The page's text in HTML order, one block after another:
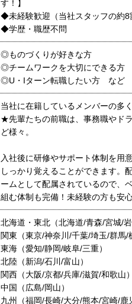
す！】
◆未経験歓迎（当社スタッフの約8
◆学歴・職歴不問
◎ものづくりが好きな方
◎チームワークを大切にできる方
◎U・Iターン転職したい方 など
当社に在籍しているメンバーの多
★先輩たちの前職は、事務職やド
ど様々。
入社後に研修やサポート体制を用
しっかり覚えることができます。
ームとして配属されているので、
組む体制も完備！未経験の方も安
北海道・東北（北海道/青森/宮城/岩
関東（東京/神奈川/千葉/埼玉/群馬/
東海（愛知/静岡/岐阜/三重）
北陸（新潟/石川/富山）
関西（大阪/京都/兵庫/滋賀/和歌山）
中国（広島/岡山）
九州（福岡/長崎/大分/熊本/宮崎/鹿